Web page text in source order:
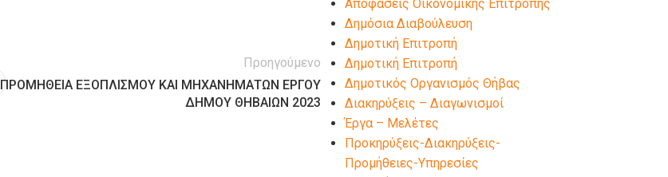
Προηγούμενο
ΠΡΟΜΗΘΕΙΑ ΕΞΟΠΛΙΣΜΟΥ ΚΑΙ ΜΗΧΑΝΗΜΑΤΩΝ ΕΡΓΟΥ
ΔΗΜΟΥ ΘΗΒΑΙΩΝ 2023
Αποφάσεις Οικονομικής Επιτροπής
Δημόσια Διαβούλευση
Δημοτική Επιτροπή
Δημοτική Επιτροπή
Δημοτικός Οργανισμός Θήβας
Διακηρύξεις – Διαγωνισμοί
Έργα – Μελέτες
Προκηρύξεις-Διακηρύξεις-
Προμήθειες-Υπηρεσίες